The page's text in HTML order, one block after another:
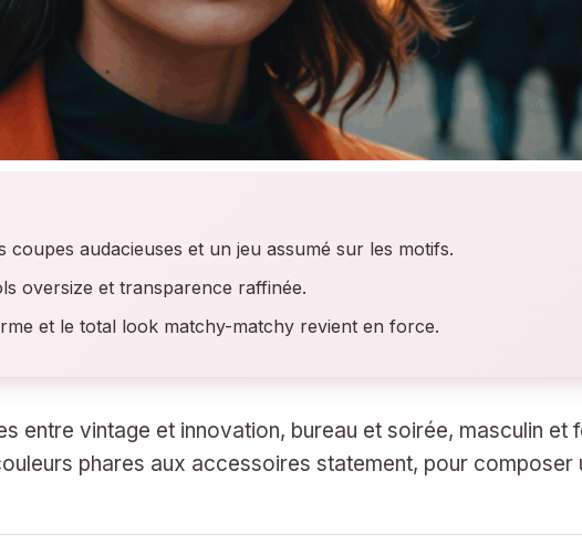
coupes audacieuses et un jeu assumé sur les motifs.
oversize et transparence raffinée.
et le total look matchy-matchy revient en force.
entre vintage et innovation, bureau et soirée, masculin et
phares aux accessoires statement, pour composer